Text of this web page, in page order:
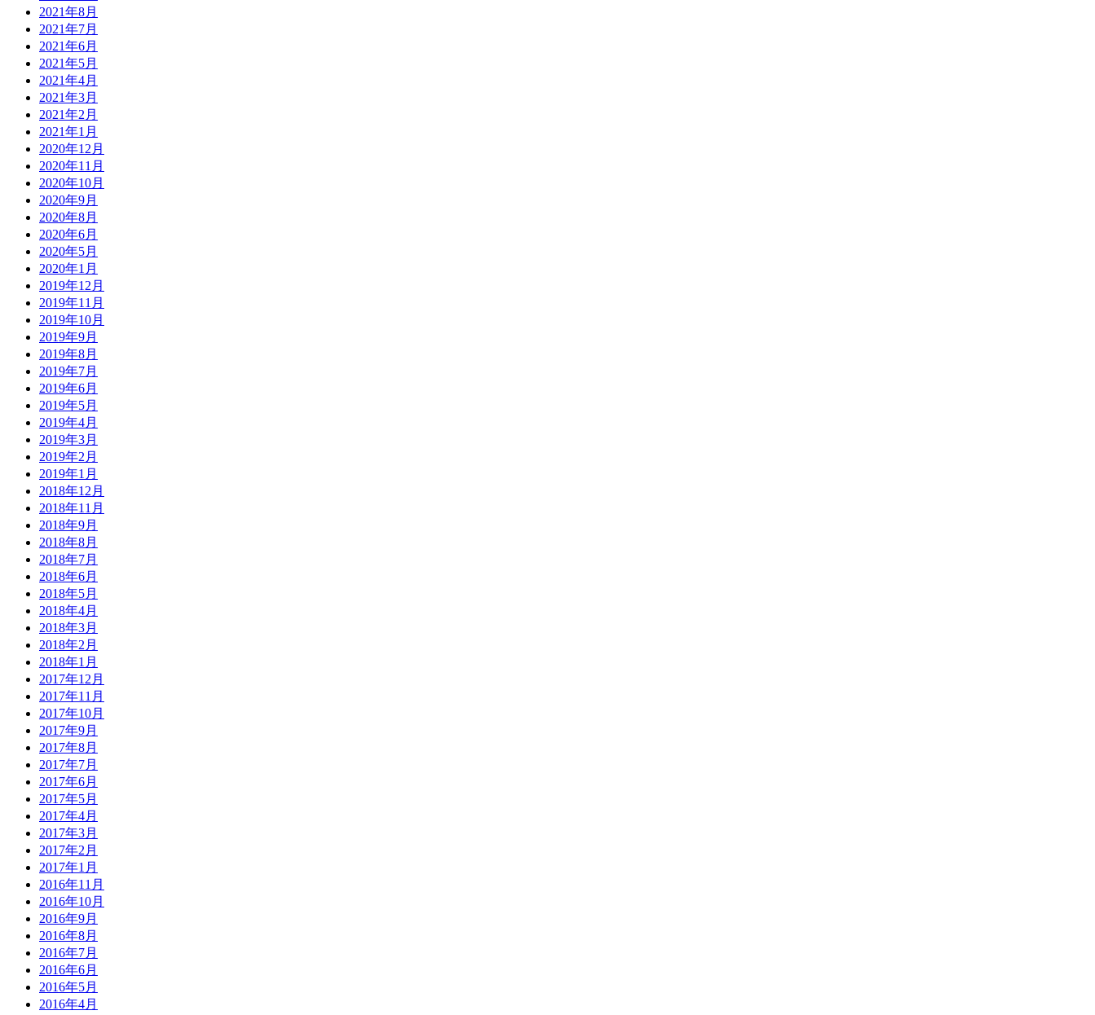
2021年8月
2021年7月
2021年6月
2021年5月
2021年4月
2021年3月
2021年2月
2021年1月
2020年12月
2020年11月
2020年10月
2020年9月
2020年8月
2020年6月
2020年5月
2020年1月
2019年12月
2019年11月
2019年10月
2019年9月
2019年8月
2019年7月
2019年6月
2019年5月
2019年4月
2019年3月
2019年2月
2019年1月
2018年12月
2018年11月
2018年9月
2018年8月
2018年7月
2018年6月
2018年5月
2018年4月
2018年3月
2018年2月
2018年1月
2017年12月
2017年11月
2017年10月
2017年9月
2017年8月
2017年7月
2017年6月
2017年5月
2017年4月
2017年3月
2017年2月
2017年1月
2016年11月
2016年10月
2016年9月
2016年8月
2016年7月
2016年6月
2016年5月
2016年4月